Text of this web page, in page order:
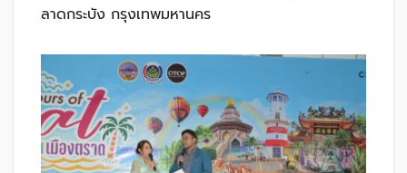
ลาดกระบัง กรุงเทพมหานคร